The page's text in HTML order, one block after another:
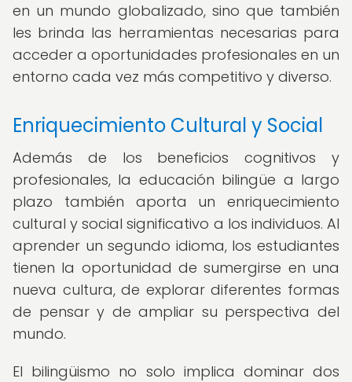
en un mundo globalizado, sino que también
les brinda las herramientas necesarias para
acceder a oportunidades profesionales en un
entorno cada vez más competitivo y diverso.
Enriquecimiento Cultural y Social
Además de los beneficios cognitivos y
profesionales, la educación bilingüe a largo
plazo también aporta un enriquecimiento
cultural y social significativo a los individuos. Al
aprender un segundo idioma, los estudiantes
tienen la oportunidad de sumergirse en una
nueva cultura, de explorar diferentes formas
de pensar y de ampliar su perspectiva del
mundo.
El bilingüismo no solo implica dominar dos